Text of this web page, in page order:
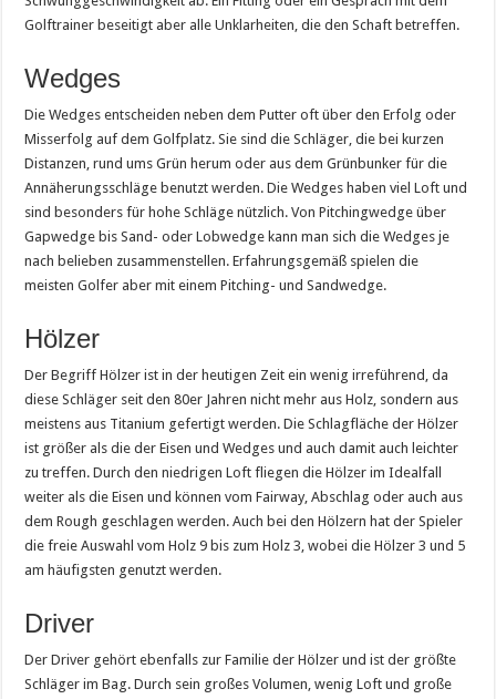
Golftrainer beseitigt aber alle Unklarheiten, die den Schaft betreffen.
Wedges
Die Wedges entscheiden neben dem Putter oft über den Erfolg oder
Misserfolg auf dem Golfplatz. Sie sind die Schläger, die bei kurzen
Distanzen, rund ums Grün herum oder aus dem Grünbunker für die
Annäherungsschläge benutzt werden. Die Wedges haben viel Loft und
sind besonders für hohe Schläge nützlich. Von Pitchingwedge über
Gapwedge bis Sand- oder Lobwedge kann man sich die Wedges je
nach belieben zusammenstellen. Erfahrungsgemäß spielen die
meisten Golfer aber mit einem Pitching- und Sandwedge.
Hölzer
Der Begriff Hölzer ist in der heutigen Zeit ein wenig irreführend, da
diese Schläger seit den 80er Jahren nicht mehr aus Holz, sondern aus
meistens aus Titanium gefertigt werden. Die Schlagfläche der Hölzer
ist größer als die der Eisen und Wedges und auch damit auch leichter
zu treffen. Durch den niedrigen Loft fliegen die Hölzer im Idealfall
weiter als die Eisen und können vom Fairway, Abschlag oder auch aus
dem Rough geschlagen werden. Auch bei den Hölzern hat der Spieler
die freie Auswahl vom Holz 9 bis zum Holz 3, wobei die Hölzer 3 und 5
am häufigsten genutzt werden.
Driver
Der Driver gehört ebenfalls zur Familie der Hölzer und ist der größte
Schläger im Bag. Durch sein großes Volumen, wenig Loft und große